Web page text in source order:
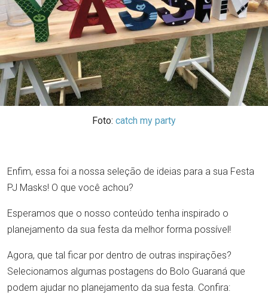
Foto: catch my party
Enfim, essa foi a nossa seleção de ideias para a sua Festa
PJ Masks! O que você achou?
Esperamos que o nosso conteúdo tenha inspirado o
planejamento da sua festa da melhor forma possível!
Agora, que tal ficar por dentro de outras inspirações?
Selecionamos algumas postagens do Bolo Guaraná que
podem ajudar no planejamento da sua festa. Confira: